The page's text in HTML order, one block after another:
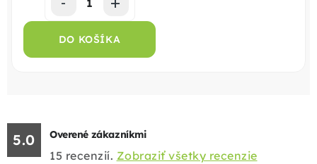
DO KOŠÍKA
5.0 Overené zákazníkmi
15 recenzií. Zobraziť všetky recenzie